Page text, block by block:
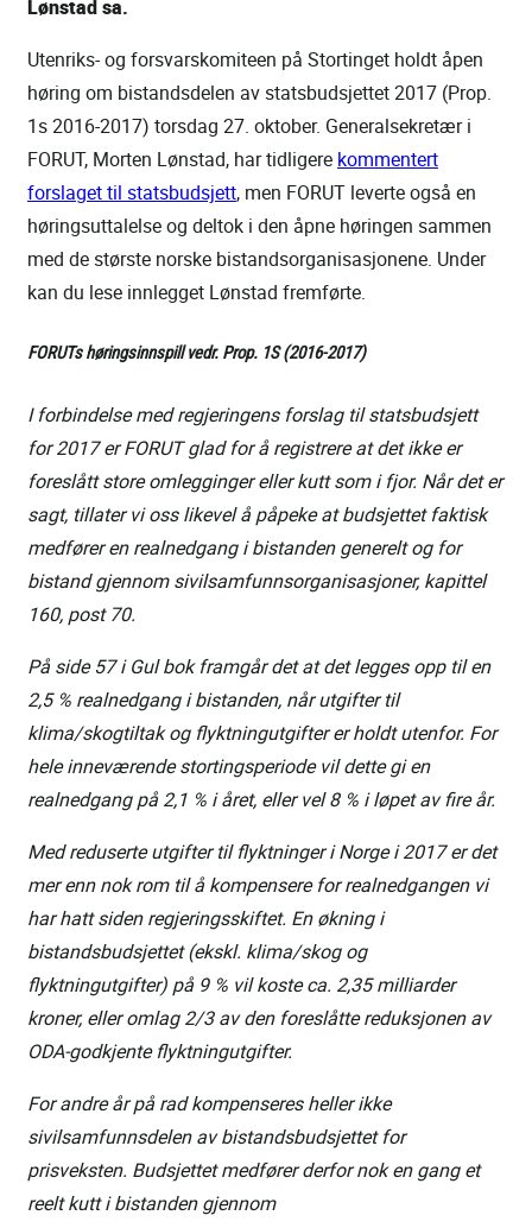
Lønstad sa.
Utenriks- og forsvarskomiteen på Stortinget holdt åpen
høring om bistandsdelen av statsbudsjettet 2017 (Prop.
1s 2016-2017) torsdag 27. oktober. Generalsekretær i
FORUT, Morten Lønstad, har tidligere kommentert
forslaget til statsbudsjett, men FORUT leverte også en
høringsuttalelse og deltok i den åpne høringen sammen
med de største norske bistandsorganisasjonene. Under
kan du lese innlegget Lønstad fremførte.
FORUTs høringsinnspill vedr. Prop. 1S (2016-2017)
I forbindelse med regjeringens forslag til statsbudsjett
for 2017 er FORUT glad for å registrere at det ikke er
foreslått store omlegginger eller kutt som i fjor. Når det er
sagt, tillater vi oss likevel å påpeke at budsjettet faktisk
medfører en realnedgang i bistanden generelt og for
bistand gjennom sivilsamfunnsorganisasjoner, kapittel
160, post 70.
På side 57 i Gul bok framgår det at det legges opp til en
2,5 % realnedgang i bistanden, når utgifter til
klima/skogtiltak og flyktningutgifter er holdt utenfor. For
hele inneværende stortingsperiode vil dette gi en
realnedgang på 2,1 % i året, eller vel 8 % i løpet av fire år.
Med reduserte utgifter til flyktninger i Norge i 2017 er det
mer enn nok rom til å kompensere for realnedgangen vi
har hatt siden regjeringsskiftet. En økning i
bistandsbudsjettet (ekskl. klima/skog og
flyktningutgifter) på 9 % vil koste ca. 2,35 milliarder
kroner, eller omlag 2/3 av den foreslåtte reduksjonen av
ODA-godkjente flyktningutgifter.
For andre år på rad kompenseres heller ikke
sivilsamfunnsdelen av bistandsbudsjettet for
prisveksten. Budsjettet medfører derfor nok en gang et
reelt kutt i bistanden gjennom